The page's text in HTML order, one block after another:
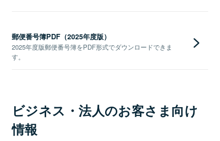
郵便番号簿PDF（2025年度版）
2025年度版郵便番号簿をPDF形式でダウンロードできま
す。
ビジネス・法人のお客さま向け
情報